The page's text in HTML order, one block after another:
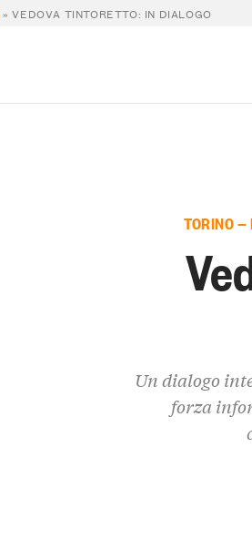
»VEDOVA TINTORETTO: IN DIALOGO
TORINO —
Un dialogo
forza